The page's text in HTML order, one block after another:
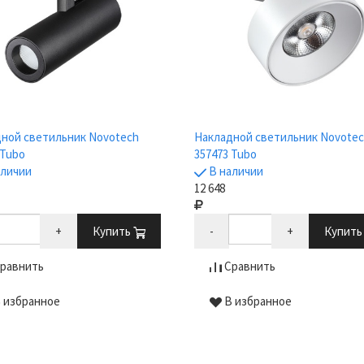
светильник Novotech
+ Купить
избранное
Накладной светильник
357473 Tubo
В наличии
12 648
- + Купить
Сравнить
В избранное